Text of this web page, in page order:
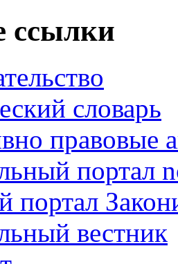
ссылки
словарь
правовые
портал
портал
вестник